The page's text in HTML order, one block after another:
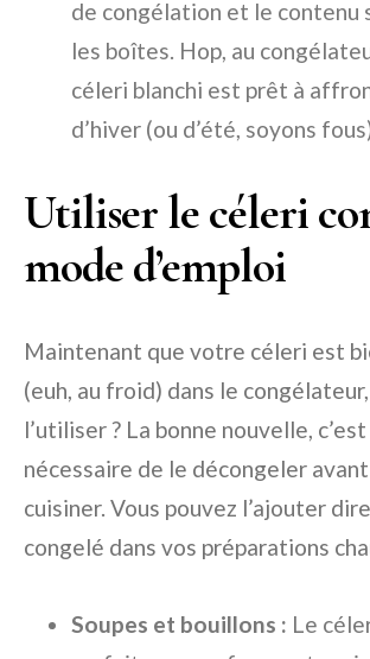
de congélation et le contenu
les boîtes. Hop, au
céleri blanchi est prêt à
d’hiver (ou d’été, soyons
Utiliser le céleri
mode d’emploi
Maintenant que votre céleri est
(euh, au froid) dans le
l’utiliser ? La bonne nouvelle, c’est
nécessaire de le décongeler
cuisiner. Vous pouvez l’ajouter
congelé dans vos préparations
Soupes et bouillons : Le